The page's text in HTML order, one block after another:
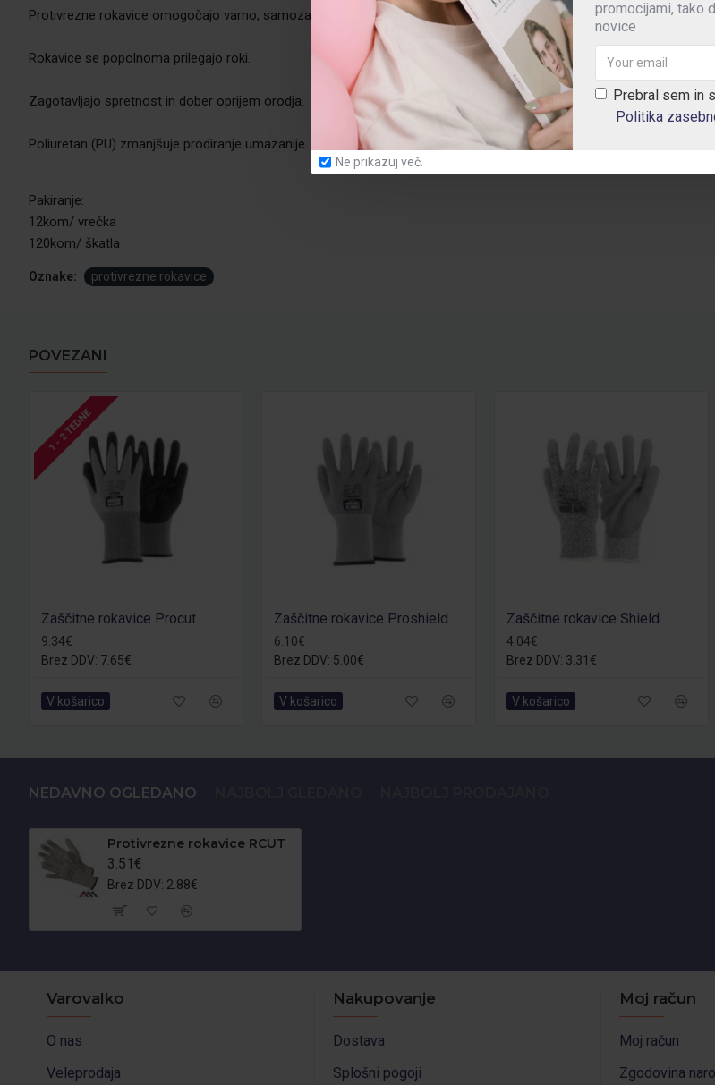
promocijami, tako
novice
Prebral sem in
Politika
Ne prikazuj več.
Protivrezne rokavice omogočajo varno, samozavestno in zelo udobno delo - tudi v zahtevnih okoljih.
Rokavice se popolnoma prilegajo roki.
Zagotavljajo spretnost in dober oprijem orodja.
Poliuretan (PU) zmanjšuje prodiranje umazanije.
Pakiranje:
12kom/ vrečka
120kom/ škatla
Oznake: protivrezne rokavice
POVEZANI
1 - 2 TEDNE
Zaščitne rokavice Procut
9.34€
Brez DDV: 7.65€
V košarico
Zaščitne rokavice Proshield
6.10€
Brez DDV: 5.00€
V košarico
Zaščitne rokavice Shield
4.04€
Brez DDV: 3.31€
V košarico
NEDAVNO OGLEDANO
Protivrezne rokavice RCUT
3.51€
Brez DDV: 2.88€
Varovalko
O nas
Veleprodaja
Nakupovanje
Dostava
Splošni pogoji
Moj račun
Moj račun
Zgodovina